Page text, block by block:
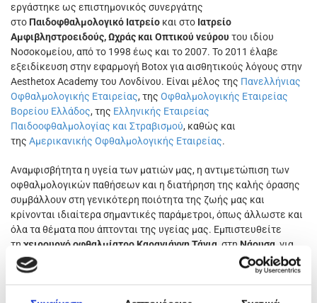
εργάστηκε ως επιστημονικός συνεργάτης
στο Παιδοφθαλμoλογικό Ιατρείο και στο Ιατρείο
Αμφιβληστροειδούς, Ωχράς και Οπτικού νεύρου του ιδίου
Νοσοκομείου, από το 1998 έως και το 2007. Το 2011 έλαβε
εξειδίκευση στην εφαρμογή Botox για αισθητικούς λόγους στην
Aesthetox Academy του Λονδίνου. Είναι μέλος της Πανελλήνιας
Οφθαλμολογικής Εταιρείας, της Οφθαλμολογικής Εταιρείας
Βορείου Ελλάδος, της Ελληνικής Εταιρείας
Παιδοοφθαλμολογίας και Στραβισμού, καθώς και
της Αμερικανικής Οφθαλμολογικής Εταιρείας.
Αναμφισβήτητα η υγεία των ματιών μας, η αντιμετώπιση των
οφθαλμολογικών παθήσεων και η διατήρηση της καλής όρασης
συμβάλλουν στη γενικότερη ποιότητα της ζωής μας και
κρίνονται ιδιαίτερα σημαντικές παράμετροι, όπως άλλωστε και
όλα τα θέματα που άπτονται της υγείας μας. Εμπιστευθείτε
τη χειρουργό οφθαλμίατρο Καραγιάννη Τάνια , στη Νάουσα , για
οποιοδήποτε οφθαλμολογικό σας πρόβλημα. Η οφθαλμίατρος
αναπτύσσει σχέσεις εμπιστοσύνης με τους ασθενείς της και
προσφέρει εξατομικευμένες οφθαλμολογικές ιατρικές